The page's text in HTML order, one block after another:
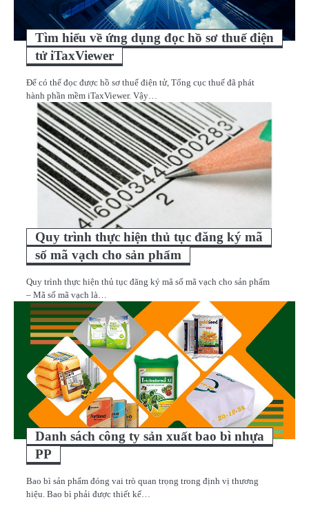
Tìm hiểu về ứng dụng đọc hồ sơ thuế điện
tử iTaxViewer
Để có thể đọc được hồ sơ thuế điện tử, Tổng cục thuế đã phát
hành phần mềm iTaxViewer. Vậy…
Quy trình thực hiện thủ tục đăng ký mã
số mã vạch cho sản phẩm
Quy trình thực hiện thủ tục đăng ký mã số mã vạch cho sản phẩm
– Mã số mã vạch là…
Danh sách công ty sản xuất bao bì nhựa
PP
Bao bì sản phẩm đóng vai trò quan trọng trong định vị thương
hiệu. Bao bì phải được thiết kế…